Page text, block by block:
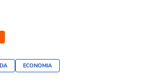
ECONOMIA